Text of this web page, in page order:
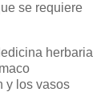
se requiere
herbaria
y los vasos